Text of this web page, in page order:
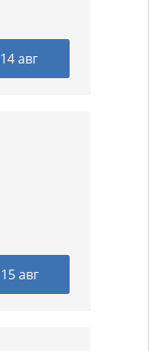
авг
авг